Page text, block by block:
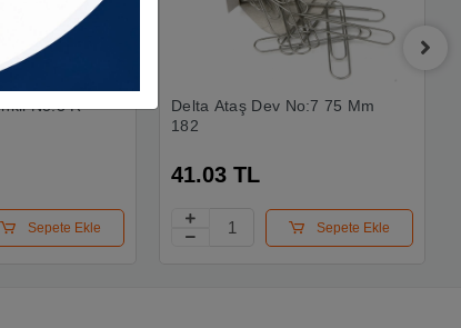
No:3 R-
Sepete Ekle
Delta Ataş Dev No:7 75 Mm
182
41.03 TL
Sepete Ekle